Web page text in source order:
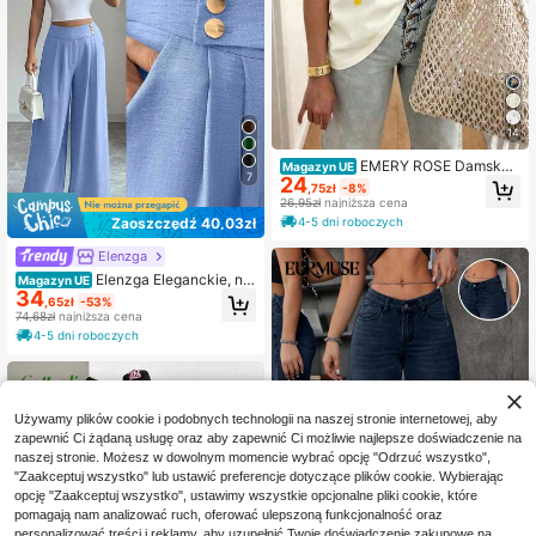
7
Zaoszczędź 40,03zł
Elenzga
Magazyn UE Elenzga Eleganckie, no
we, miejskie, damskie, jasnoniebies
kie spodnie z wysokim stanem i zło
tymi guzikami, idealne do noszenia
na co dzień, na wesela, oficjalne w
ydarzenia, dojazdy do pracy, przyję
cia z okazji ukończenia szkoły, świ
ween, Boże Narodzenie, Nowy Ro
k, Święto Dziękczynienia, wesela
34 ,65zł -53%
74,68złnajniższa cena
4-5 dni roboczych
14
Magazyn UE EMERY ROSE Damska
koszulka z krótkim rękawem w mot
ywie owoców, swobodny strój na z
ewnątrz, uroczy T-shirt, odzież do
mowa
24 ,75zł -8%
26,95złnajniższa cena
4-5 dni roboczych
Używamy plików cookie i podobnych technologii na naszej stronie internetowej, aby
zapewnić Ci żądaną usługę oraz aby zapewnić Ci możliwie najlepsze doświadczenie na
naszej stronie. Możesz w dowolnym momencie wybrać opcję "Odrzuć wszystko",
"Zaakceptuj wszystko" lub ustawić preferencje dotyczące plików cookie. Wybierając
opcję "Zaakceptuj wszystko", ustawimy wszystkie opcjonalne pliki cookie, które
pomagają nam analizować ruch, oferować ulepszoną funkcjonalność oraz